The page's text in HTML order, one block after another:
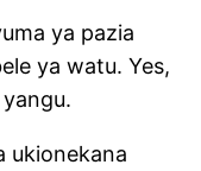
ya pazia
ya watu. Yes,
ukionekana